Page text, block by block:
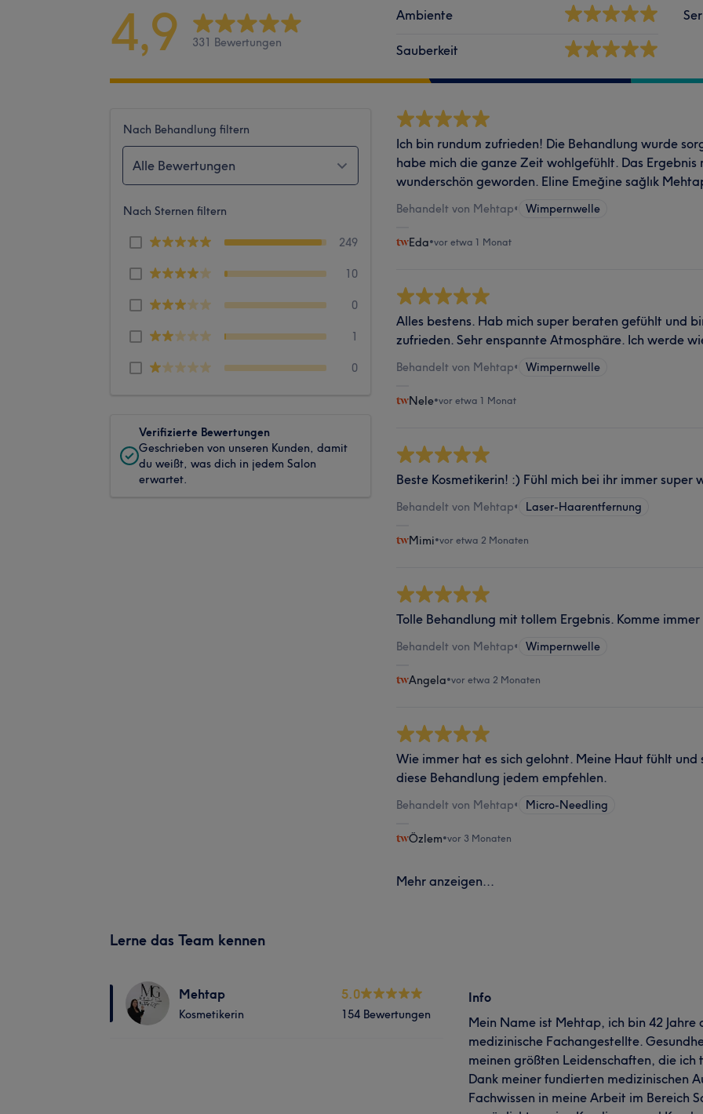
4,9 331 Bewertungen
Ambiente
Sauberkeit
Nach Behandlung filtern
Alle Bewertungen
Nach Sternen filtern
249
10
0
1
0
Verifizierte Bewertungen
Geschrieben von unseren Kunden, damit
du weißt, was dich in jedem Salon
erwartet.
Ich bin rundum zufrieden! Die Behandlung wurde
habe mich die ganze Zeit wohlgefühlt. Das
wunderschön geworden. Eline Emeğine sağlık
Behandelt von Mehtap• Wimpernwelle
Eda•vor etwa 1 Monat
Alles bestens. Hab mich super beraten gefühlt und
zufrieden. Sehr enspannte Atmosphäre. Ich werde
Behandelt von Mehtap• Wimpernwelle
Nele•vor etwa 1 Monat
Beste Kosmetikerin! :) Fühl mich bei ihr immer super
Behandelt von Mehtap• Laser-Haarentfernung
Mimi•vor etwa 2 Monaten
Tolle Behandlung mit tollem Ergebnis. Komme
Behandelt von Mehtap• Wimpernwelle
Angela•vor etwa 2 Monaten
Wie immer hat es sich gelohnt. Meine Haut fühlt und
diese Behandlung jedem empfehlen.
Behandelt von Mehtap• Micro-Needling
Özlem•vor 3 Monaten
Mehr anzeigen...
Lerne das Team kennen
Mehtap
Kosmetikerin
5.0
154 Bewertungen
Info
Mein Name ist Mehtap, ich bin 42
medizinische Fachangestellte.
meinen größten Leidenschaften, die
Dank meiner fundierten medizinischen
Fachwissen in meine Arbeit im Bereich